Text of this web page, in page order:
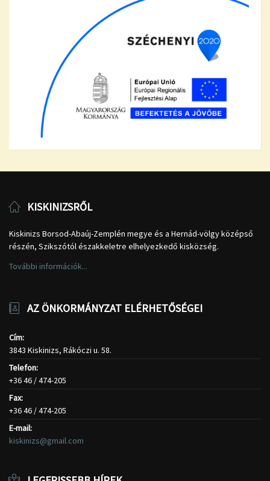
KISKINIZSRŐL
Kiskinizs Borsod-Abaúj-Zemplén megye és a Hernád-völgy középső
részén, Szikszótól északkeletre elhelyezkedő kisközség.
További információk...
AZ ÖNKORMÁNYZAT ELÉRHETŐSÉGEI
Cím:
3843 Kiskinizs, Rákóczi u. 58.
Telefon:
+36 46 / 474-205
Fax:
+36 46 / 474-205
E-mail:
kiskinizs@gmail.com